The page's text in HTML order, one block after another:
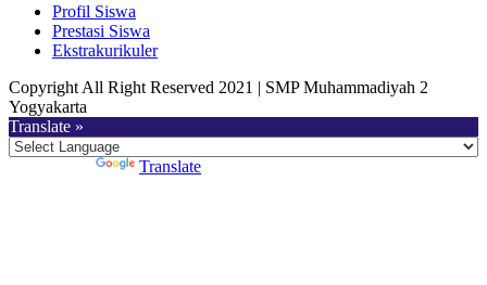
Profil Siswa
Prestasi Siswa
Ekstrakurikuler
Copyright All Right Reserved 2021 | SMP Muhammadiyah 2
Yogyakarta
Translate »
Translate